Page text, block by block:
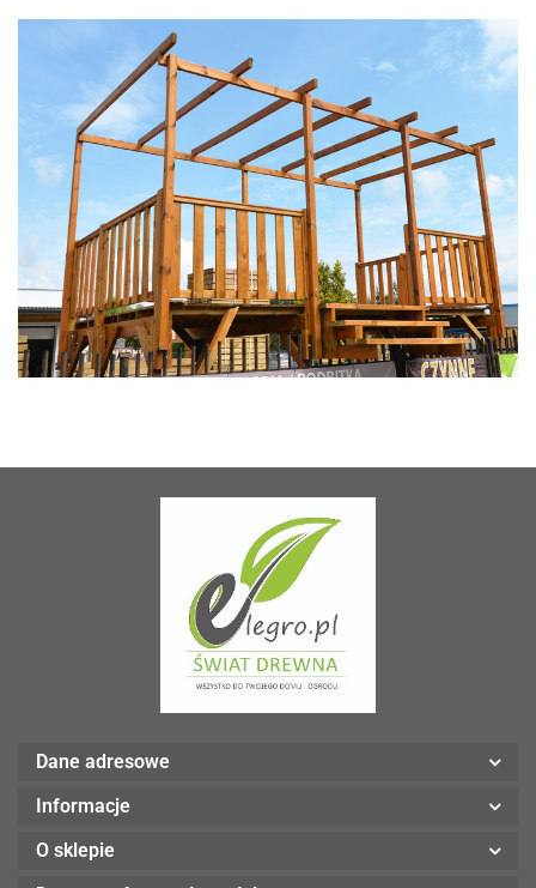
Dane adresowe
Informacje
O sklepie